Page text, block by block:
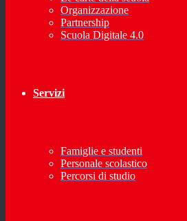
Organizzazione
Partnership
Scuola Digitale 4.0
Servizi
Famiglie e studenti
Personale scolastico
Percorsi di studio